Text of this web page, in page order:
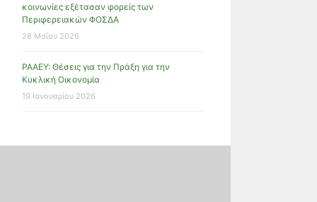
κοινωνίες εξέτασαν φορείς των
Περιφερειακών ΦΟΣΔΑ
28 Μαΐου 2026
ΡΑΑΕΥ: Θέσεις για την Πράξη για την
Κυκλική Οικονομία
19 Ιανουαρίου 2026